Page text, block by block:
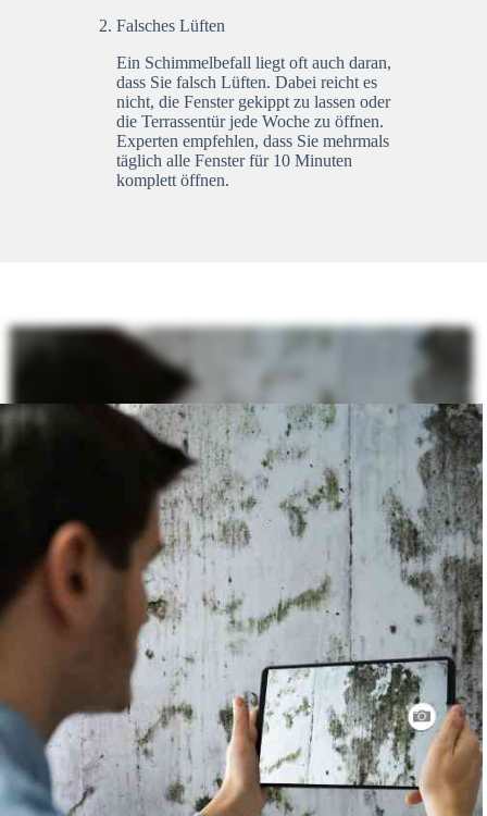
Falsches Lüften
Ein Schimmelbefall liegt oft auch daran,
dass Sie falsch Lüften. Dabei reicht es
nicht, die Fenster gekippt zu lassen oder
die Terrassentür jede Woche zu öffnen.
Experten empfehlen, dass Sie mehrmals
täglich alle Fenster für 10 Minuten
komplett öffnen.